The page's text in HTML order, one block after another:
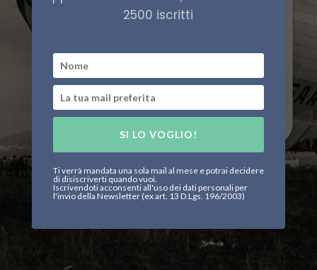
2500 iscritti
SI LO VOGLIO!
Ti verrà mandata una sola mail al mese e potrai decidere
di disiscriverti quando vuoi.
Iscrivendoti acconsenti all'uso dei dati personali per
l'invio della Newsletter (ex art. 13 D.Lgs. 196/2003)